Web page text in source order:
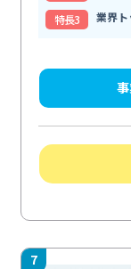
特⻑3
業界
7